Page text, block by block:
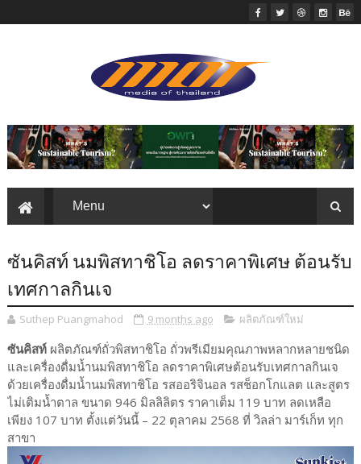
ซันคิสท์ นมพิสทาชิโอ ลดราคาพิเศษ ต้อนรับ
เทศกาลกินเจ
Suthep Puangmahod 9 months ago ผลิตภัณฑ์ใหม่
ซันคิสท์ ผลิตภัณฑ์ถั่วพิสทาชิโอ ถั่วพรีเมียมคุณภาพหลากหลายชนิด
และเครื่องดื่มน้ำนมพิสทาชิโอ ลดราคาพิเศษต้อนรับเทศกาลกินเจ
ด้วยเครื่องดื่มน้ำนมพิสทาชิโอ รสออริจินอล รสช็อกโกแลต และสูตร
ไม่เติมน้ำตาล ขนาด 946 มิลลิลิตร ราคาเต็ม 119 บาท ลดเหลือ
เพียง 107 บาท ตั้งแต่วันนี้ – 22 ตุลาคม 2568 ที่ วิลล่า มาร์เก็ท ทุก
สาขา